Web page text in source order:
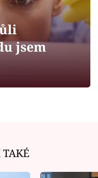
Vary
jsem
TAKÉ